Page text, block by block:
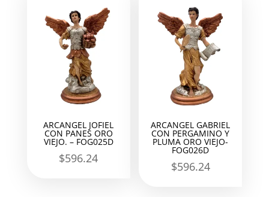
ARCANGEL JOFIEL
CON PANES ORO
VIEJO. – FOG025D
$596.24
ARCANGEL GABRIEL
CON PERGAMINO Y
PLUMA ORO VIEJO-
FOG026D
$596.24